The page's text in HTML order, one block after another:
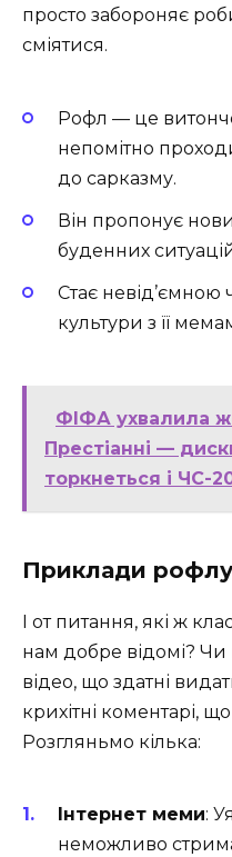
просто забороняє
сміятися.
Рофл — це
непомітно
до сарказму.
Він пропонує
буденних
Стає невід’ємною
культури з її
ФІФА ухвалила
Престіанні —
торкнеться і ЧС-
Приклади рофлу
І от питання, які ж
нам добре відомі?
відео, що здатні
крихітні коментарі,
Розгляньмо кілька:
Інтернет меми:
неможливо